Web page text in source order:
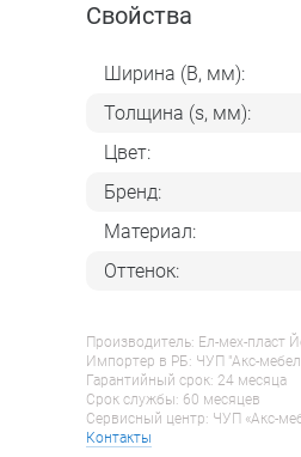
Свойства
Ширина (B, мм):
Толщина (s, мм):
Цвет:
Бренд:
Материал:
Оттенок:
Производитель: Ел-мех-пласт
Импортер в РБ: ЧУП "Акс-
Гарантийный срок: 24 месяца
Срок службы: 60 месяцев
Сервисный центр: ЧУП «Акс-
Контакты